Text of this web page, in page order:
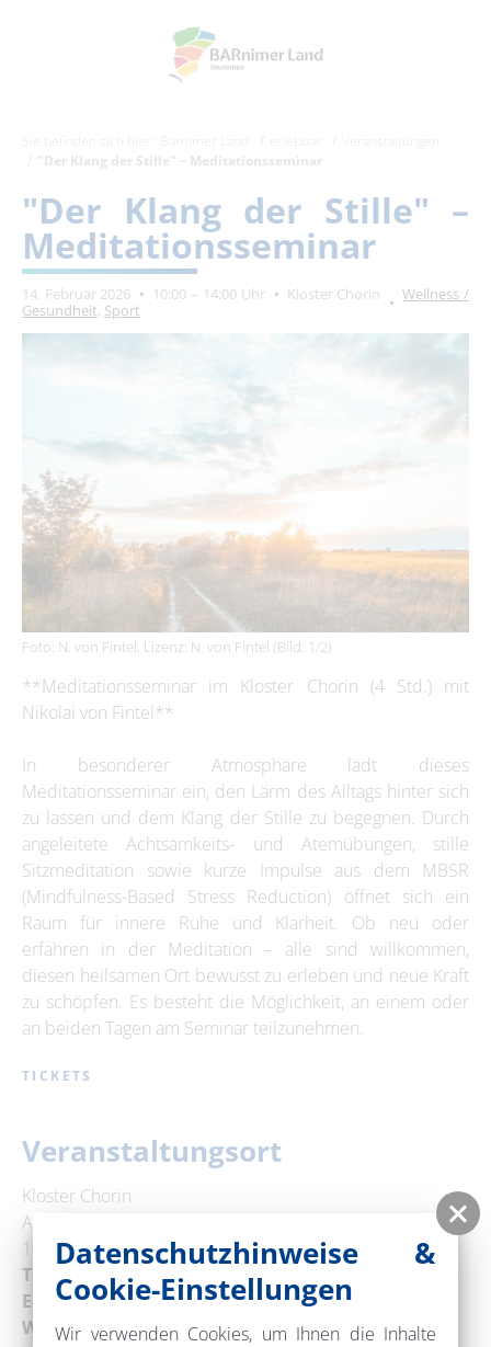
"Der Klang der Stille" – Meditationsseminar
"Der Klang der Stille" –
Meditationsseminar
14. Februar 2026 10:00 – 14:00 Uhr Kloster Chorin
Wellness /
Gesundheit, Sport
Foto: N. von Fintel, Lizenz: N. von Fintel (Bild: 1/2)
**Meditationsseminar im Kloster Chorin (4 Std.) mit
Nikolai von Fintel**
In besonderer Atmosphäre lädt dieses
Meditationsseminar ein, den Lärm des Alltags hinter sich
zu lassen und dem Klang der Stille zu begegnen. Durch
angeleitete Achtsamkeits- und Atemübungen, stille
Sitzmedita­tion sowie kurze Impulse aus dem MBSR
(Mindfulness-Based Stress Reduction) öffnet sich ein
Raum für innere Ruhe und Klarheit. Ob neu oder
erfahren in der Meditation – alle sind willkommen,
diesen heilsamen Ort bewusst zu erleben und neue Kraft
zu schöpfen. Es besteht die Möglichkeit, an einem oder
an beiden Tagen am Seminar teilzunehmen.
TICKETS
Veranstaltungsort
Kloster Chorin
Amt Chorin 11a
16230 Chorin
Telefon:
+49 33366 70377
E-Mail:info@kloster-chorin.org
Web:www.kloster-chorin.org
Datenschutzhinweise &
Cookie-Einstellungen
Wir verwenden Cookies, um Ihnen die Inhalte